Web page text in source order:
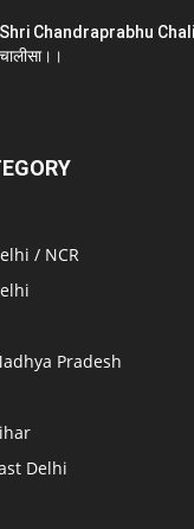
Shri Chandraprabhu
चालीसा।।
/ NCR
Pradesh
Delhi